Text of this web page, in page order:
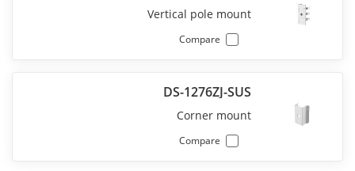
Vertical pole mount
Compare
DS-1276ZJ-SUS
Corner mount
Compare